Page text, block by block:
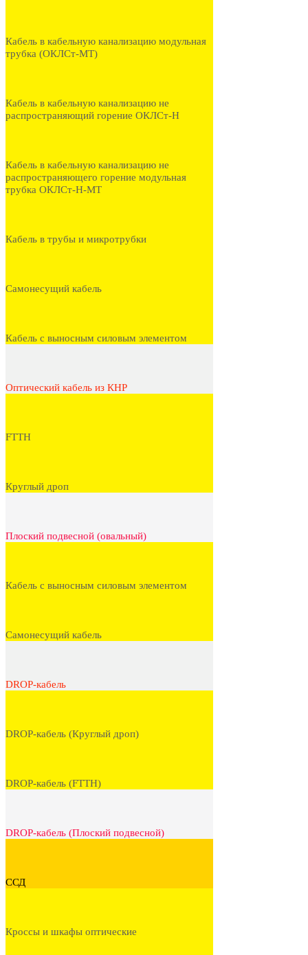
Кабель в кабельную канализацию модульная
трубка (ОКЛСт-МТ)
Кабель в кабельную канализацию не
распространяющий горение ОКЛСт-Н
Кабель в кабельную канализацию не
распространяющего горение модульная
трубка ОКЛСт-Н-МТ
Кабель в трубы и микротрубки
Самонесущий кабель
Кабель с выносным силовым элементом
Оптический кабель из КНР
FTTH
Круглый дроп
Плоский подвесной (овальный)
Кабель с выносным силовым элементом
Самонесущий кабель
DROP-кабель
DROP-кабель (Круглый дроп)
DROP-кабель (FTTH)
DROP-кабель (Плоский подвесной)
ССД
Кроссы и шкафы оптические